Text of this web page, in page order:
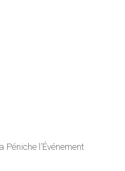
l’Événement